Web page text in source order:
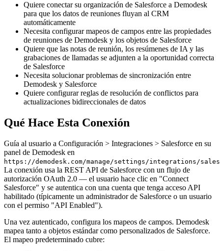
Quiere conectar su organización de Salesforce a Demodesk
para que los datos de reuniones fluyan al CRM
automáticamente
Necesita configurar mapeos de campos entre las propiedades
de reuniones de Demodesk y los objetos de Salesforce
Quiere que las notas de reunión, los resúmenes de IA y las
grabaciones de llamadas se adjunten a la oportunidad correcta
de Salesforce
Necesita solucionar problemas de sincronización entre
Demodesk y Salesforce
Quiere configurar reglas de resolución de conflictos para
actualizaciones bidireccionales de datos
Qué Hace Esta Conexión
Guía al usuario a Configuración > Integraciones > Salesforce en su
panel de Demodesk en
https://demodesk.com/manage/settings/integrations/
La conexión usa la REST API de Salesforce con un flujo de
autorización OAuth 2.0 — el usuario hace clic en "Connect
Salesforce" y se autentica con una cuenta que tenga acceso API
habilitado (típicamente un administrador de Salesforce o un usuario
con el permiso "API Enabled").
Una vez autenticado, configura los mapeos de campos. Demodesk
mapea tanto a objetos estándar como personalizados de Salesforce.
El mapeo predeterminado cubre: